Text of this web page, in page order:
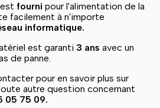
fourni pour l'alimentation de la
facilement à n'importe
informatique.
est garanti 3 ans avec un
de panne.
pour en savoir plus sur
autre question concernant
05 75 09.